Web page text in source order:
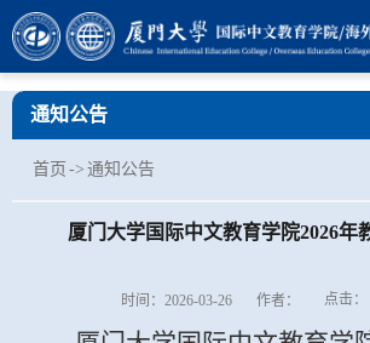
通知公告
首页 -> 通知公告
厦门大学国际中文教育学院2026年
时间：2026-03-26 作者： 点击：